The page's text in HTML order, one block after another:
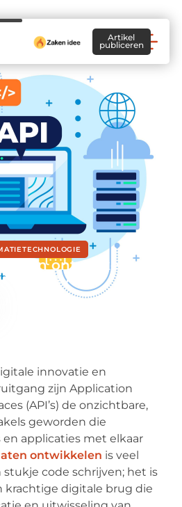
Artikel
publiceren
laten ontwikkelen van
API
innovatie en
zijn Application
(API’s) de onzichtbare,
geworden die
applicaties met elkaar
ontwikkelen is veel
code schrijven; het is
krachtige digitale brug die